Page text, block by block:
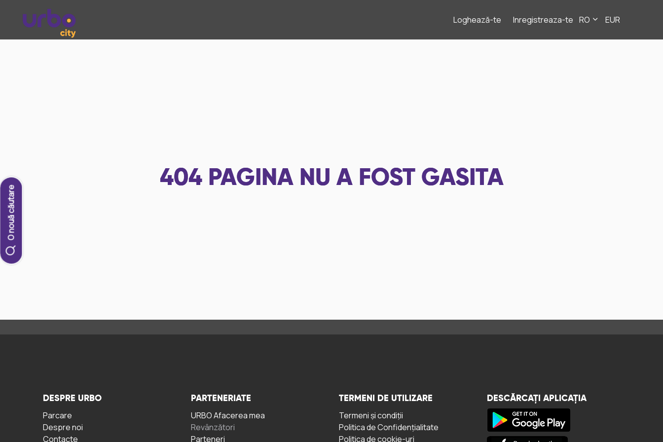
Loghează-te Inregistreaza-te RO EUR
O nouă căutare
404 PAGINA NU A FOST GASITA
DESPRE URBO
Parcare
Despre noi
Contacte
PARTENERIATE
URBO Afacerea mea
Revânzători
Parteneri
TERMENI DE UTILIZARE
Termeni și condiții
Politica de Confidențialitate
Politica de cookie-uri
DESCĂRCAȚI APLICAȚIA